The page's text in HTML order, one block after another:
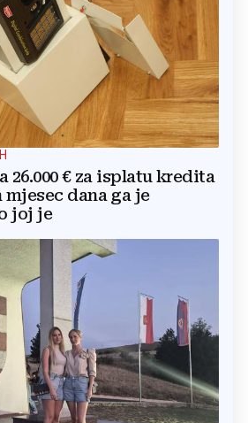
26.000 € za isplatu kredita
mjesec dana ga je
joj je